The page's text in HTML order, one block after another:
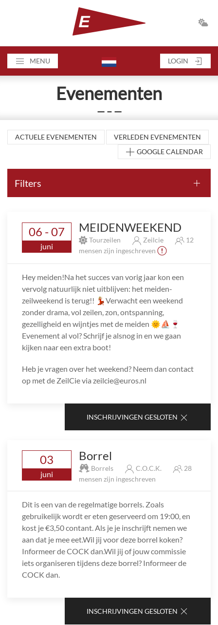
MENU LOGIN
Evenementen
— – —
ACTUELE EVENEMENTEN
VERLEDEN EVENEMENTEN
GOOGLE CALENDAR
Filters
06 - 07
juni
MEIDENWEEKEND
Tourzeilen Zeilcie
12
mensen zijn ingeschreven
Hey meiden!Na het succes van vorig jaar kon een
vervolg natuurlijk niet uitblijven: het meiden-
zeilweekend is terug!! 💃🏼Verwacht een weekend
zonder drama, vol zeilen, zon, ontspanning,
gezelligheid en wijntjes met de meiden 🌞⛵️🍷
Evenement al vol? Schrijf je alsnog in en we gaan
kijken naar een extra boot!
Heb je vragen over het weekend? Neem dan contact
op met de ZeilCie via zeilcie@euros.nl
INSCHRIJVINGEN GESLOTEN
03
juni
Borrel
Borrels C.O.C.K.
28
mensen zijn ingeschreven
Dit is een van de regelmatige borrels. Zoals
gebruikelijk wordt er eten geserveerd om 19:00, en
kost je €3,50 contant. Als je je inschrijft nemen we
aan dat je mee eet.Wil jij voor deze borrel koken?
Informeer de COCK dan.Wil jij of jouw commissie
iets organiseren tijdens deze borrel? Informeer de
COCK dan.
INSCHRIJVINGEN GESLOTEN